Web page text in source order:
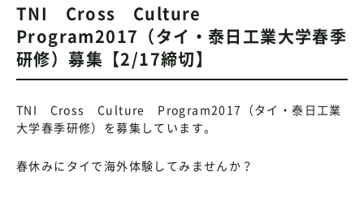
TNI Cross Culture
Program2017（タイ・泰日工業大学春季
研修）募集【2/17締切】
TNI Cross Culture Program2017（タイ・泰日工業
大学春季研修）を募集しています。
春休みにタイで海外体験してみませんか？